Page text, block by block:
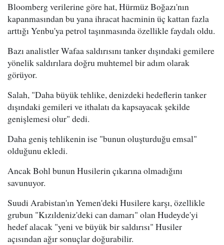
Bloomberg verilerine göre hat, Hürmüz Boğazı'nın
kapanmasından bu yana ihracat hacminin üç kattan fazla
arttığı Yenbu'ya petrol taşınmasında özellikle faydalı oldu.
Bazı analistler Wafaa saldırısını tanker dışındaki gemilere
yönelik saldırılara doğru muhtemel bir adım olarak
görüyor.
Salah, "Daha büyük tehlike, denizdeki hedeflerin tanker
dışındaki gemileri ve ithalatı da kapsayacak şekilde
genişlemesi olur" dedi.
Daha geniş tehlikenin ise "bunun oluşturduğu emsal"
olduğunu ekledi.
Ancak Bohl bunun Husilerin çıkarına olmadığını
savunuyor.
Suudi Arabistan'ın Yemen'deki Husilere karşı, özellikle
grubun "Kızıldeniz'deki can damarı" olan Hudeyde'yi
hedef alacak "yeni ve büyük bir saldırısı" Husiler
açısından ağır sonuçlar doğurabilir.